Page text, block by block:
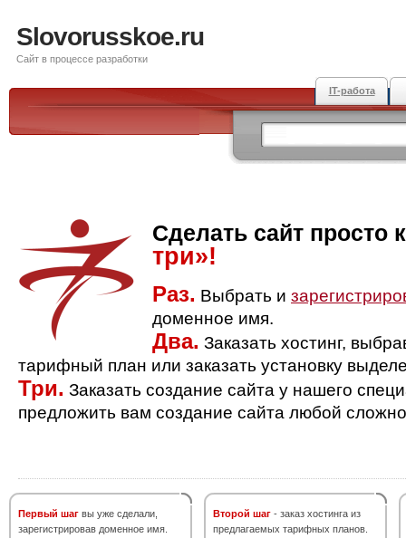
Slovorusskoe.ru
Сайт в процессе разработки
IT-работа
Сделать сайт просто
три»!
Раз. Выбрать и
доменное имя.
Два. Заказать хостинг,
тарифный план или заказать установку
Три. Заказать создание сайта у нашего
предложить вам создание сайта любой
Первый шаг вы уже сделали,
зарегистрировав доменное имя.
Второй шаг - заказ хостинга из
предлагаемых тарифных планов.